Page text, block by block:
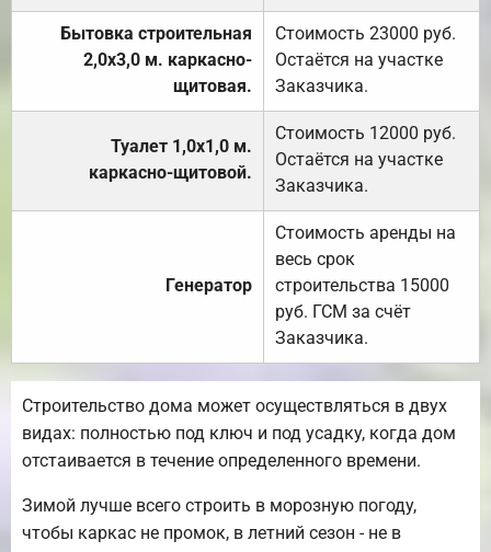
Бытовка строительная
2,0х3,0 м. каркасно-
щитовая.
Стоимость 23000 руб.
Остаётся на участке
Заказчика.
Туалет 1,0х1,0 м.
каркасно-щитовой.
Стоимость 12000 руб.
Остаётся на участке
Заказчика.
Генератор
Стоимость аренды на
весь срок
строительства 15000
руб. ГСМ за счёт
Заказчика.
Строительство дома может осуществляться в двух
видах: полностью под ключ и под усадку, когда дом
отстаивается в течение определенного времени.
Зимой лучше всего строить в морозную погоду,
чтобы каркас не промок, в летний сезон - не в